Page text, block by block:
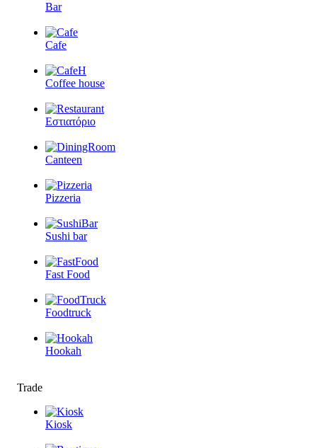
Bar
Cafe
Coffee house
Εστιατόριο
Canteen
Pizzeria
Sushi bar
Fast Food
Foodtruck
Hookah
Trade
Kiosk